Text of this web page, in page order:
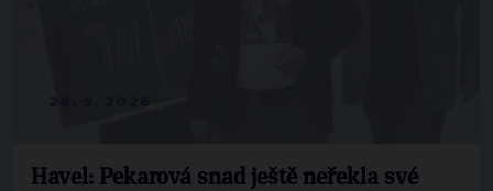
Havel: Pekarová snad ještě neřekla své